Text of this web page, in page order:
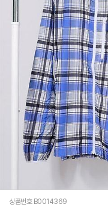
상품번호 B0014369